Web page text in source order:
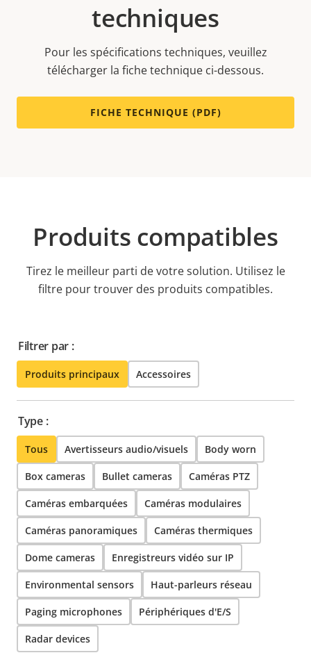
techniques
Pour les spécifications techniques, veuillez
télécharger la fiche technique ci-dessous.
FICHE TECHNIQUE (PDF)
Produits compatibles
Tirez le meilleur parti de votre solution. Utilisez le
filtre pour trouver des produits compatibles.
Filtrer par :
Produits principaux Accessoires
Type :
Tous Avertisseurs audio/visuels Body worn
Box cameras Bullet cameras Caméras PTZ
Caméras embarquées Caméras modulaires
Caméras panoramiques Caméras thermiques
Dome cameras Enregistreurs vidéo sur IP
Environmental sensors Haut-parleurs réseau
Paging microphones Périphériques d'E/S
Radar devices